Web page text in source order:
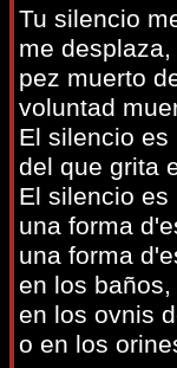
Tu silencio
me
pez muerto
voluntad
El silencio
del que grita
El silencio es
una forma
una forma
en los baños,
en los ovnis
o en los